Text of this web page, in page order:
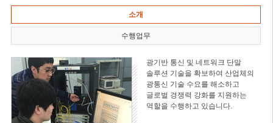
소개
수행업무
광기반 통신 및 네트워크 단말
솔루션 기술을 확보하여 산업체의
광통신 기술 수요를 해소하고
글로벌 경쟁력 강화를 지원하는
역할을 수행하고 있습니다.